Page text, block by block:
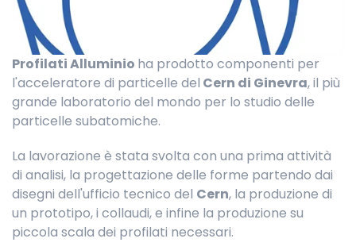
Profilati Alluminio ha prodotto componenti per
l'acceleratore di particelle del Cern di Ginevra, il più
grande laboratorio del mondo per lo studio delle
particelle subatomiche.
La lavorazione è stata svolta con una prima attività
di analisi, la progettazione delle forme partendo dai
disegni dell'ufficio tecnico del Cern, la produzione di
un prototipo, i collaudi, e infine la produzione su
piccola scala dei profilati necessari.